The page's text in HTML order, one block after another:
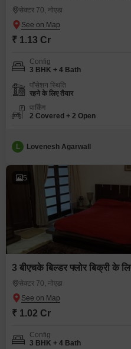
सेक्टर 70, नोएडा
₹ 1.13 Cr
Config
3 BHK + 4 Bath
पॉसेशन स्थिति
रहने के लिए तैयार
पार्किंग
2 Covered + 2 Open
L Lovenesh Agarwall
5
3 बीएचके बिल्डर फ्लोर बिक्री के
सेक्टर 70, नोएडा
₹ 1.02 Cr
Config
3 BHK + 4 Bath